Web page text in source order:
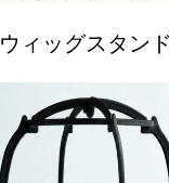
ウィッグスタンド